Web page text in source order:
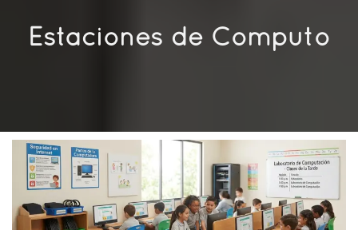
Estaciones de Computo